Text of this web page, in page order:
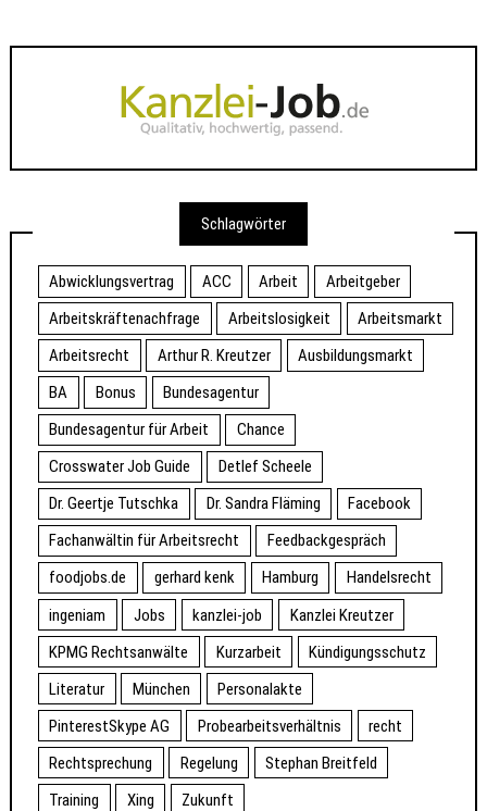
Schlagwörter
Abwicklungsvertrag ACC Arbeit
Arbeitgeber
Arbeitskräftenachfrage
Arbeitslosigkeit
Arbeitsmarkt
Arbeitsrecht
Arthur R. Kreutzer
Ausbildungsmarkt
BA
Bonus
Bundesagentur
Bundesagentur für Arbeit
Chance
Crosswater Job Guide
Detlef Scheele
Dr. Geertje Tutschka
Dr. Sandra Fläming
Facebook
Fachanwältin für Arbeitsrecht
Feedbackgespräch
foodjobs.de
gerhard kenk Hamburg
Handelsrecht
ingeniam
Jobs kanzlei-job
Kanzlei Kreutzer
KPMG Rechtsanwälte
Kurzarbeit
Kündigungsschutz
Literatur
München
Personalakte
PinterestSkype AG
Probearbeitsverhältnis
recht
Rechtsprechung
Regelung
Stephan Breitfeld
Training
Xing Zukunft